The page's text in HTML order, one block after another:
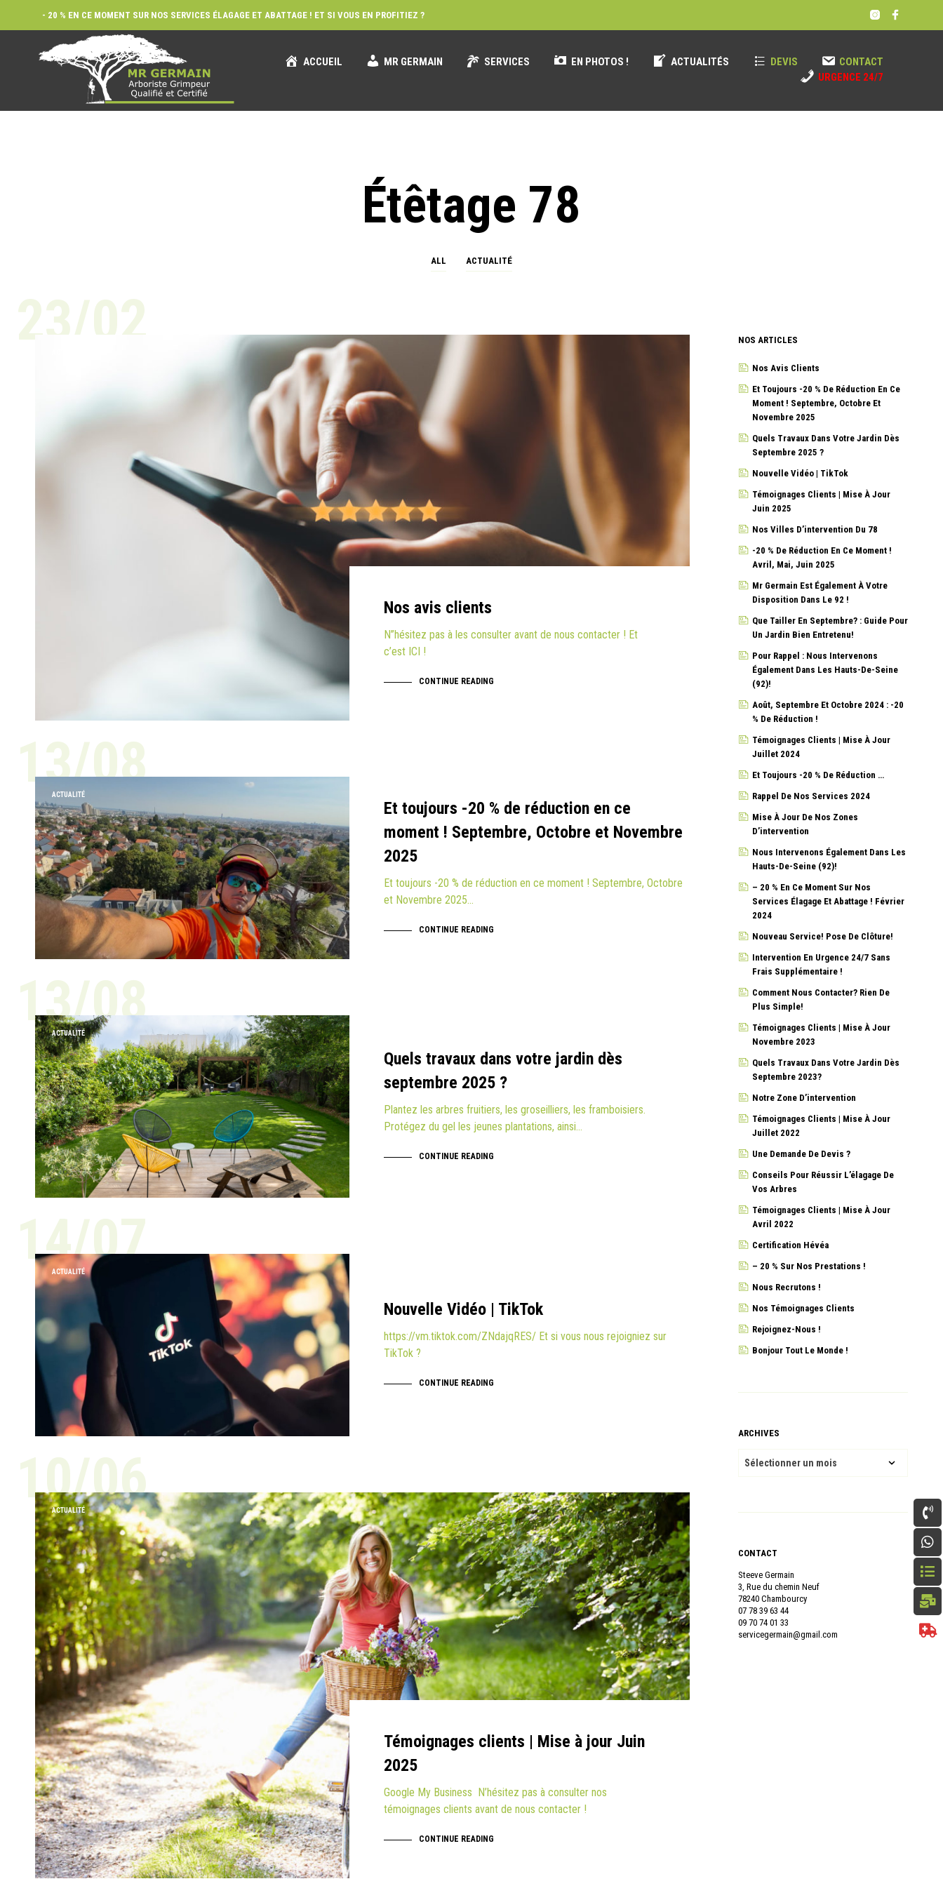
- 20 % EN CE MOMENT SUR NOS SERVICES ÉLAGAGE ET ABATTAGE ! ET SI VOUS EN PROFITIEZ ?
ACCUEIL MR GERMAIN SERVICES EN PHOTOS ! ACTUALITÉS DEVIS
CONTACT
URGENCE 24/7
Étêtage 78
ALL ACTUALITÉ
23/02
Nos avis clients
N”hésitez pas à les consulter avant de nous contacter ! Et
c’est ICI !
CONTINUE READING
13/08
ACTUALITÉ
Et toujours -20 % de réduction en ce
moment ! Septembre, Octobre et Novembre
2025
Et toujours -20 % de réduction en ce moment ! Septembre, Octobre
et Novembre 2025…
CONTINUE READING
13/08
ACTUALITÉ
Quels travaux dans votre jardin dès
septembre 2025 ?
Plantez les arbres fruitiers, les groseilliers, les framboisiers.
Protégez du gel les jeunes plantations, ainsi…
CONTINUE READING
14/07
ACTUALITÉ
Nouvelle Vidéo | TikTok
https://vm.tiktok.com/ZNdajqRES/ Et si vous nous rejoigniez sur
TikTok ?
CONTINUE READING
10/06
ACTUALITÉ
Témoignages clients | Mise à jour Juin
2025
Google My Business N’hésitez pas à consulter nos
témoignages clients avant de nous contacter !
CONTINUE READING
NOS ARTICLES
Nos Avis Clients
Et Toujours -20 % De Réduction En Ce
Moment ! Septembre, Octobre Et
Novembre 2025
Quels Travaux Dans Votre Jardin Dès
Septembre 2025 ?
Nouvelle Vidéo | TikTok
Témoignages Clients | Mise À Jour
Juin 2025
Nos Villes D’intervention Du 78
-20 % De Réduction En Ce Moment !
Avril, Mai, Juin 2025
Mr Germain Est Également À Votre
Disposition Dans Le 92 !
Que Tailler En Septembre? : Guide Pour
Un Jardin Bien Entretenu!
Pour Rappel : Nous Intervenons
Également Dans Les Hauts-De-Seine
(92)!
Août, Septembre Et Octobre 2024 : -20
% De Réduction !
Témoignages Clients | Mise À Jour
Juillet 2024
Et Toujours -20 % De Réduction …
Rappel De Nos Services 2024
Mise À Jour De Nos Zones
D’intervention
Nous Intervenons Également Dans Les
Hauts-De-Seine (92)!
– 20 % En Ce Moment Sur Nos
Services Élagage Et Abattage ! Février
2024
Nouveau Service! Pose De Clôture!
Intervention En Urgence 24/7 Sans
Frais Supplémentaire !
Comment Nous Contacter? Rien De
Plus Simple!
Témoignages Clients | Mise À Jour
Novembre 2023
Quels Travaux Dans Votre Jardin Dès
Septembre 2023?
Notre Zone D’intervention
Témoignages Clients | Mise À Jour
Juillet 2022
Une Demande De Devis ?
Conseils Pour Réussir L’élagage De
Vos Arbres
Témoignages Clients | Mise À Jour
Avril 2022
Certification Hévéa
– 20 % Sur Nos Prestations !
Nous Recrutons !
Nos Témoignages Clients
Rejoignez-Nous !
Bonjour Tout Le Monde !
ARCHIVES
ARCHIVES
CONTACT
Steeve Germain
3, Rue du chemin Neuf
78240 Chambourcy
07 78 39 63 44
09 70 74 01 33
servicegermain@gmail.com